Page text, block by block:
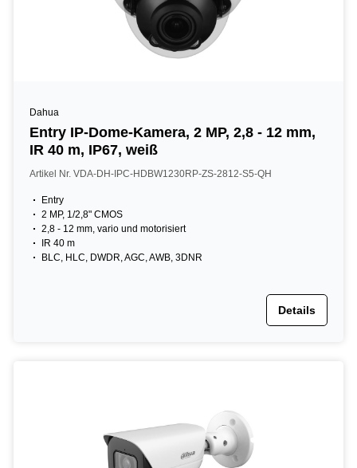
Dahua
Entry IP-Dome-Kamera, 2 MP, 2,8 - 12 mm,
IR 40 m, IP67, weiß
Artikel Nr. VDA-DH-IPC-HDBW1230RP-ZS-2812-S5-QH
Entry
2 MP, 1/2,8" CMOS
2,8 - 12 mm, vario und motorisiert
IR 40 m
BLC, HLC, DWDR, AGC, AWB, 3DNR
Details